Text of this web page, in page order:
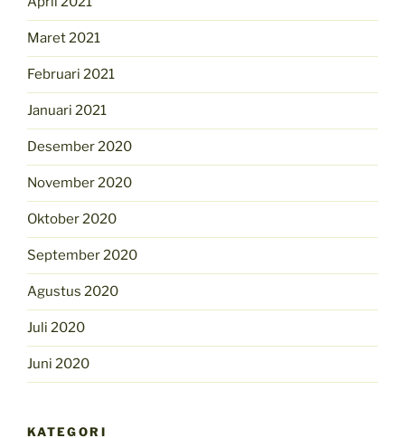
Maret 2021
Februari 2021
Januari 2021
Desember 2020
November 2020
Oktober 2020
September 2020
Agustus 2020
Juli 2020
Juni 2020
KATEGORI